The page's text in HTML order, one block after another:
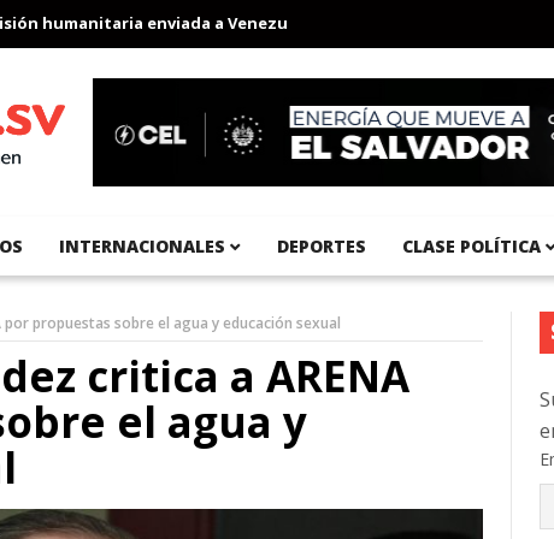
enviada a Venezuela Aeropuerto Internacional del
INTERNACIONALES DEPORTES CLASE POLÍTICA
por propuestas sobre el agua y educación sexual
critica a ARENA
el agua y